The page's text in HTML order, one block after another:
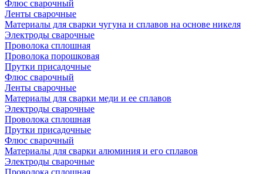
Флюс сварочный
Ленты сварочные
Материалы для сварки чугуна и сплавов на основе никеля
Электроды сварочные
Проволока сплошная
Проволока порошковая
Прутки присадочные
Флюс сварочный
Ленты сварочные
Материалы для сварки меди и ее сплавов
Электроды сварочные
Проволока сплошная
Прутки присадочные
Флюс сварочный
Материалы для сварки алюминия и его сплавов
Электроды сварочные
Проволока сплошная